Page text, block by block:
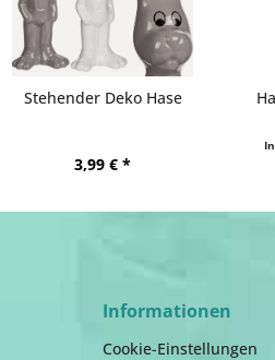
Stehender Deko Hase
3,99 € *
Informationen
Cookie-Einstellungen